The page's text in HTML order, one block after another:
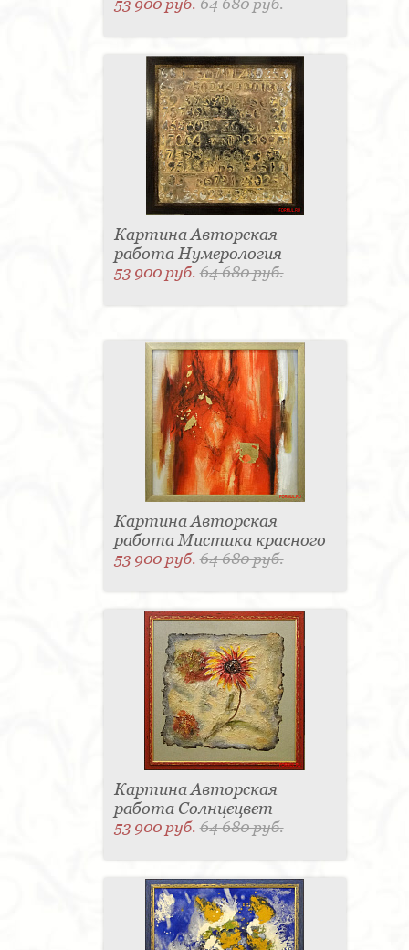
53 900 руб.64 680 руб.
Картина Авторская
работа Нумерология
53 900 руб.64 680 руб.
Картина Авторская
работа Мистика красного
53 900 руб.64 680 руб.
Картина Авторская
работа Солнцецвет
53 900 руб.64 680 руб.